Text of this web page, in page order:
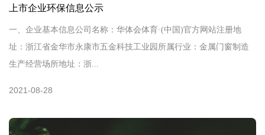
上市企业环保信息公示
一、企业基本信息公司名称：华体会体育·(中国)官方网站注册地
址：浙江省金华市永康市五金科技工业园所属行业：金属门窗制造
生产经营场所地址：浙...
2021-08-28